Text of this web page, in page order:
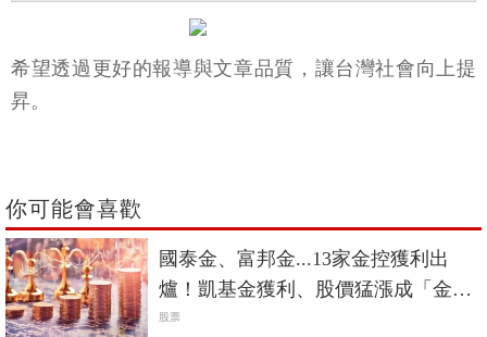
希望透過更好的報導與文章品質，讓台灣社會向上提
昇。
你可能會喜歡
國泰金、富邦金...13家金控獲利出
爐！凱基金獲利、股價猛漲成「金控
飆股」？
股票